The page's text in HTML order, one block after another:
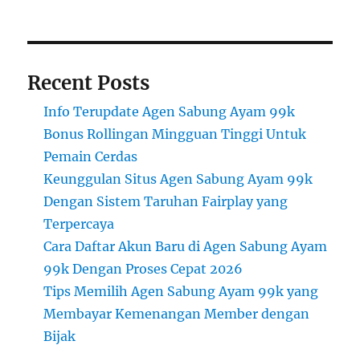
Recent Posts
Info Terupdate Agen Sabung Ayam 99k
Bonus Rollingan Mingguan Tinggi Untuk
Pemain Cerdas
Keunggulan Situs Agen Sabung Ayam 99k
Dengan Sistem Taruhan Fairplay yang
Terpercaya
Cara Daftar Akun Baru di Agen Sabung Ayam
99k Dengan Proses Cepat 2026
Tips Memilih Agen Sabung Ayam 99k yang
Membayar Kemenangan Member dengan
Bijak